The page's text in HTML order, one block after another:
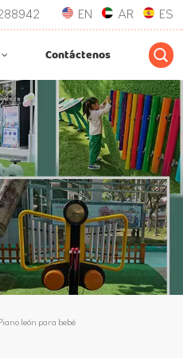
EN AR ES
Contáctenos
león para bebé